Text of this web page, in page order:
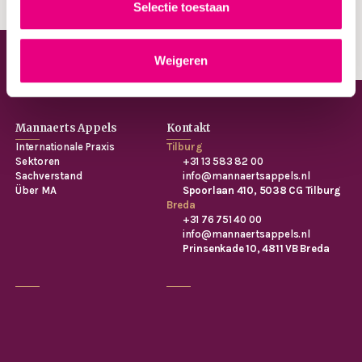
Selectie toestaan
WeigerenKontakt
Mannaerts Appels
Internationale Praxis
Sektoren
Sachverstand
Über MA
Kontakt
Tilburg
+31 13 583 82 00
info@mannaertsappels.nl
Spoorlaan 410, 5038 CG Tilburg
Breda
+31 76 751 40 00
info@mannaertsappels.nl
Prinsenkade 10, 4811 VB Breda